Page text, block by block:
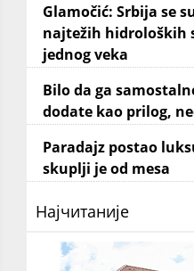
Glamočić: Srbija se
najtežih hidroloških
jednog veka
Bilo da ga
dodate kao prilog,
Paradajz postao
skuplji je od mesa
Најчитаније